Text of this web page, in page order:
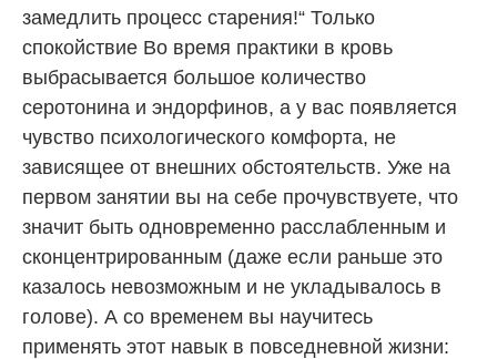
замедлить процесс старения!“ Только
спокойствие Во время практики в кровь
выбрасывается большое количество
серотонина и эндорфинов, а у вас появляется
чувство психологического комфорта, не
зависящее от внешних обстоятельств. Уже на
первом занятии вы на себе прочувствуете, что
значит быть одновременно расслабленным и
сконцентрированным (даже если раньше это
казалось невозможным и не укладывалось в
голове). А со временем вы научитесь
применять этот навык в повседневной жизни: